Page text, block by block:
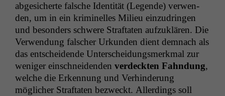
abgesicherte falsche Iden­tität (Leg­ende) ver­wen­
den, um in ein krim­inelles Milieu einzu­drin­gen
und beson­ders schwere Straftat­en aufzuk­lären. Die
Ver­wen­dung falsch­er Urkun­den dient dem­nach als
das entschei­dende Unter­schei­dungsmerk­mal zur
weniger ein­schnei­den­den verdeck­ten Fah­n­dung,
welche die Erken­nung und Ver­hin­derung
möglich­er Straftat­en bezweckt. Allerd­ings soll